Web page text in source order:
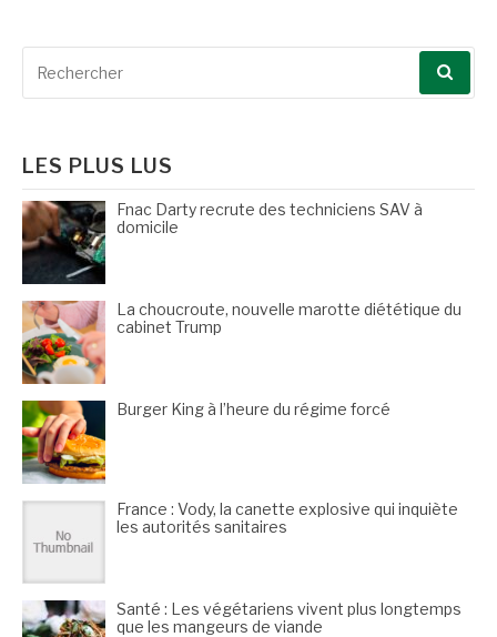
LES PLUS LUS
Fnac Darty recrute des techniciens SAV à
domicile
La choucroute, nouvelle marotte diététique du
cabinet Trump
Burger King à l’heure du régime forcé
France : Vody, la canette explosive qui inquiète
les autorités sanitaires
Santé : Les végétariens vivent plus longtemps
que les mangeurs de viande